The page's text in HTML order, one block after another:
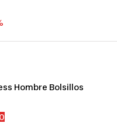
Hombre Bolsillos